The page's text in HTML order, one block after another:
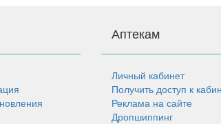
Аптекам
Личный кабинет
Получить доступ к
Реклама на сайте
Дропшиппинг